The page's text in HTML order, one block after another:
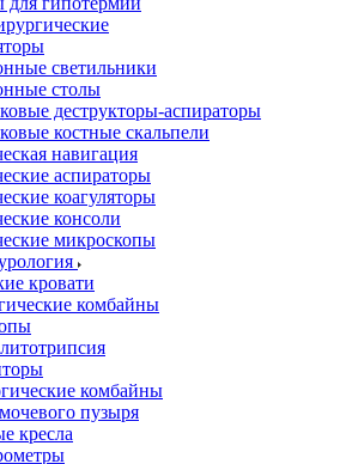
светильники
столы
деструкторы-аспираторы
костные скальпели
навигация
аспираторы
коагуляторы
консоли
микроскопы
кровати
комбайны
комбайны
пузыря
кресла